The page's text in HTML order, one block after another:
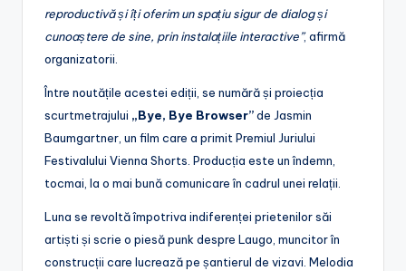
reproductivă și îți oferim un spațiu sigur de dialog și
cunoaștere de sine, prin instalațiile interactive”, afirmă
organizatorii.
Între noutățile acestei ediții, se numără și proiecția
scurtmetrajului „Bye, Bye Browser”de Jasmin
Baumgartner, un film care a primit Premiul Juriului
Festivalului Vienna Shorts. Producția este un îndemn,
tocmai, la o mai bună comunicare în cadrul unei relații.
Luna se revoltă împotriva indiferenței prietenilor săi
artiști și scrie o piesă punk despre Laugo, muncitor în
construcții care lucrează pe șantierul de vizavi. Melodia